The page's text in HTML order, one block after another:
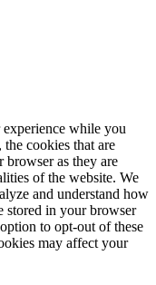
while you
cookies that are
browser as they are
of the website. We
and understand how
stored in your browser
to opt-out of these
may affect your